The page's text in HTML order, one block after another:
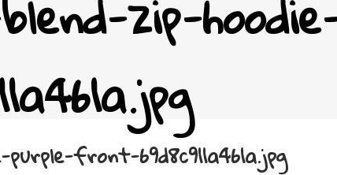
front-69d8c911a461a.jpg